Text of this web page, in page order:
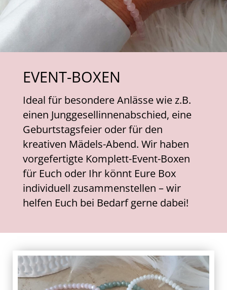
EVENT-BOXEN
Ideal für besondere Anlässe wie z.B.
einen Junggesellinnenabschied, eine
Geburtstagsfeier oder für den
kreativen Mädels-Abend. Wir haben
vorgefertigte Komplett-Event-Boxen
für Euch oder Ihr könnt Eure Box
individuell zusammenstellen – wir
helfen Euch bei Bedarf gerne dabei!